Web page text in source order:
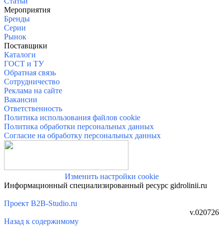
Мероприятия
Бренды
Серии
Рынок
Поставщики
Каталоги
ГОСТ и ТУ
Обратная связь
Сотрудничество
Реклама на сайте
Вакансии
Ответственность
Политика использования файлов cookie
Политика обработки персональных данных
Согласие на обработку персональных данных
Изменить настройки cookie
Информационный специализированный ресурс gidrolinii.ru
Проект B2B-Studio.ru
v.020726
Назад к содержимому